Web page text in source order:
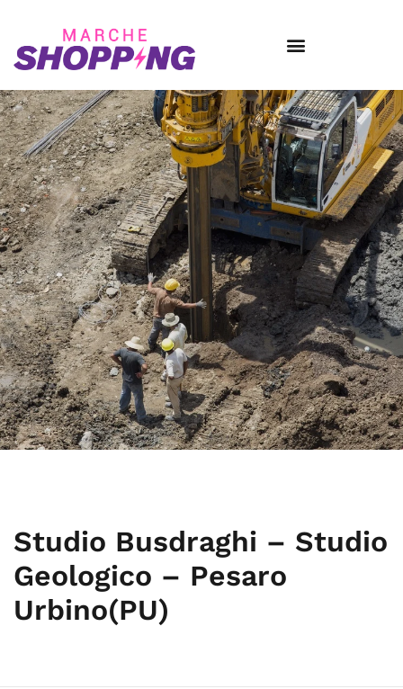
Studio Busdraghi – Studio
Geologico – Pesaro
Urbino(PU)